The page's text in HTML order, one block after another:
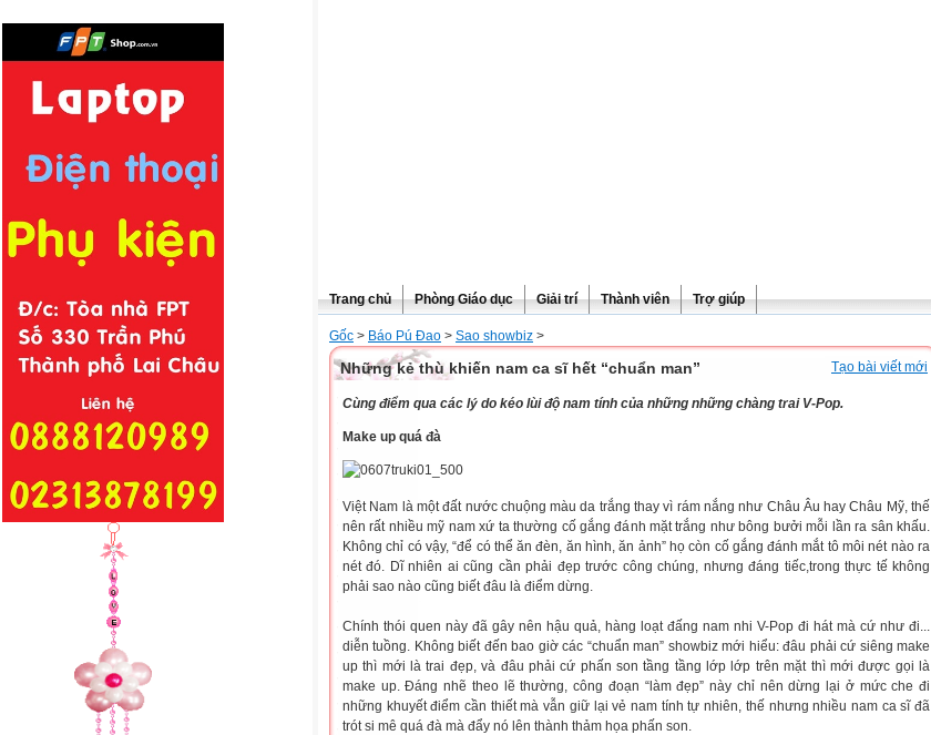
Trang chủ Phòng Giáo dục Giải trí Thành viên Trợ giúp
Gốc > Báo Pú Đao > Sao showbiz >
Tạo bài viết mới
Những kẻ thù khiến nam ca sĩ hết “chuẩn man”
Cùng điểm qua các lý do kéo lùi độ nam tính của những những chàng trai V-Pop.
Make up quá đà
Việt Nam là một đất nước chuộng màuda trắng thay vì rám nắng như Châu Âu hay Châu Mỹ, thế
nên rất nhiều mỹ nam xứ ta thường cố gắng đánh mặt trắng như bông bưởi mỗi lần ra sân khấu.
Không chỉ có vậy,“để có thể ăn đèn, ăn hình, ăn ảnh” họ còn cố gắng đánh mắt tô môi nét nào ra
nét đó. Dĩ nhiên ai cũng cần phải đẹp trước công chúng, nhưng đáng tiếc,trong thực tế không
phải sao nào cũng biết đâu là điểm dừng.
Chính thói quen này đã gây nên hậu quả, hàng loạt đấng nam nhi V-Pop đi hát mà cứ như đi...
diễn tuồng. Không biết đến bao giờ các “chuẩn man” showbiz mới hiểu: đâu phải cứ siêng make
up thì mới là trai đẹp, và đâu phải cứ phấn son tầng tầng lớp lớp trên mặt thì mới được gọi là
make up. Đáng nhẽ theo lẽ thường, công đoạn “làm đẹp” này chỉ nên dừng lại ở mức che đi
những khuyết điểm cần thiết mà vẫn giữ lại vẻ nam tính tự nhiên, thế nhưng nhiều nam ca sĩ đã
trót si mê quá đà mà đẩy nó lên thành thảm họa phấn son.